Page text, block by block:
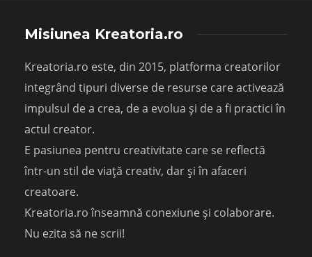
Misiunea Kreatoria.ro
Kreatoria.ro este, din 2015, platforma creatorilor
integrând tipuri diverse de resurse care activează
impulsul de a crea, de a evolua și de a fi practici în
actul creator.
E pasiunea pentru creativitate care se reflectă
într-un stil de viață creativ, dar și în afaceri
creatoare.
Kreatoria.ro înseamnă conexiune și colaborare.
Nu ezita să ne scrii!